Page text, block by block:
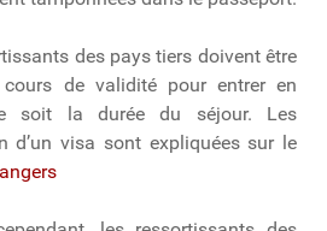
des pays tiers doivent être
de validité pour entrer en
soit la durée du séjour. Les
d’un visa sont expliquées sur le